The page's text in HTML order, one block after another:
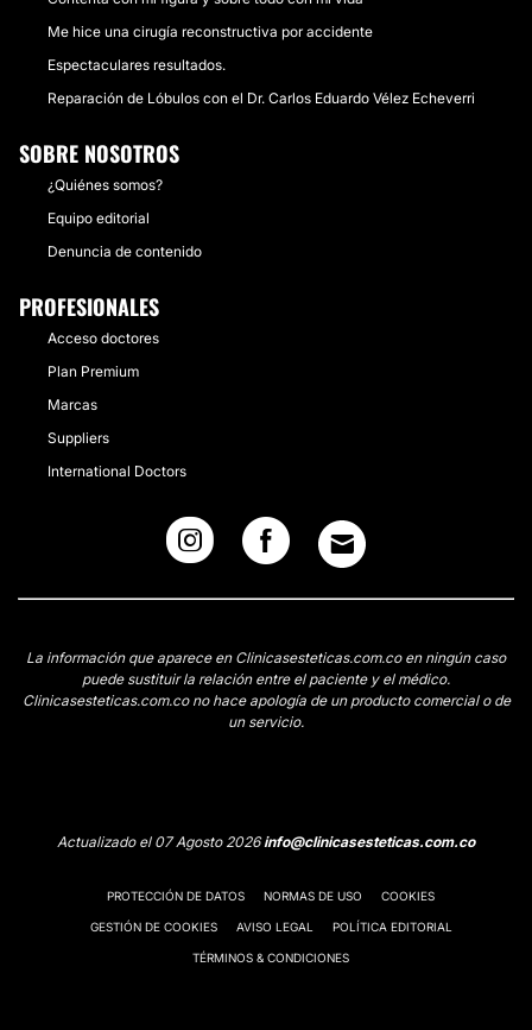
Me hice una cirugía reconstructiva por accidente
Espectaculares resultados.
Reparación de Lóbulos con el Dr. Carlos Eduardo Vélez Echeverri
SOBRE NOSOTROS
¿Quiénes somos?
Equipo editorial
Denuncia de contenido
PROFESIONALES
Acceso doctores
Plan Premium
Marcas
Suppliers
International Doctors
La información que aparece en Clinicasesteticas.com.co en ningún caso
puede sustituir la relación entre el paciente y el médico.
Clinicasesteticas.com.co no hace apología de un producto comercial o de
un servicio.
Actualizado el 07 Agosto 2026info@clinicasesteticas.com.co
PROTECCIÓN DE DATOS NORMAS DE USO COOKIES
GESTIÓN DE COOKIES AVISO LEGAL POLÍTICA EDITORIAL
TÉRMINOS & CONDICIONES